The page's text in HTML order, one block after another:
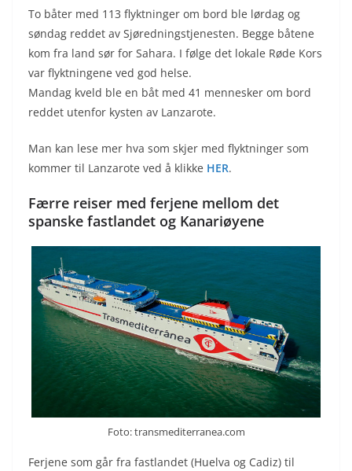
To båter med 113 flyktninger om bord ble lørdag og
søndag reddet av Sjøredningstjenesten. Begge båtene
kom fra land sør for Sahara. I følge det lokale Røde Kors
var flyktningene ved god helse.
Mandag kveld ble en båt med 41 mennesker om bord
reddet utenfor kysten av Lanzarote.
Man kan lese mer hva som skjer med flyktninger som
kommer til Lanzarote ved å klikke HER.
Færre reiser med ferjene mellom det
spanske fastlandet og Kanariøyene
Foto: transmediterranea.com
Ferjene som går fra fastlandet (Huelva og Cadiz) til